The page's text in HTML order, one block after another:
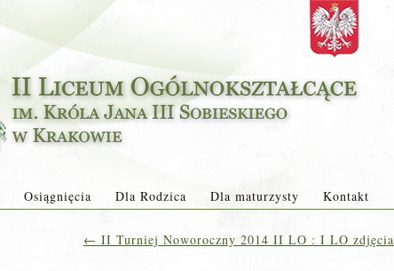
Osiągnięcia Dla Rodzica Dla maturzysty Kontakt
← II Turniej Noworoczny 2014 II LO : I LO zdjęcia